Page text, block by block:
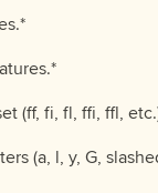
Looped Black Italic
ดา
(ff, fi, fl, ffi, ffl,
(a, l, y, G,